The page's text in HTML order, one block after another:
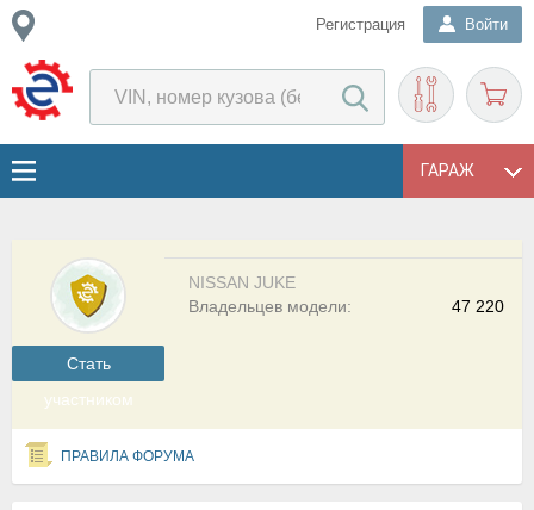
Регистрация Войти
ГАРАЖ
Cтать
участником
NISSAN JUKE
47 220
Владельцев модели:
ПРАВИЛА ФОРУМА